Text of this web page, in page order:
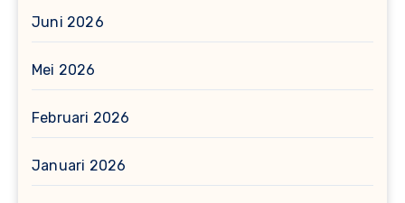
Juni 2026
Mei 2026
Februari 2026
Januari 2026